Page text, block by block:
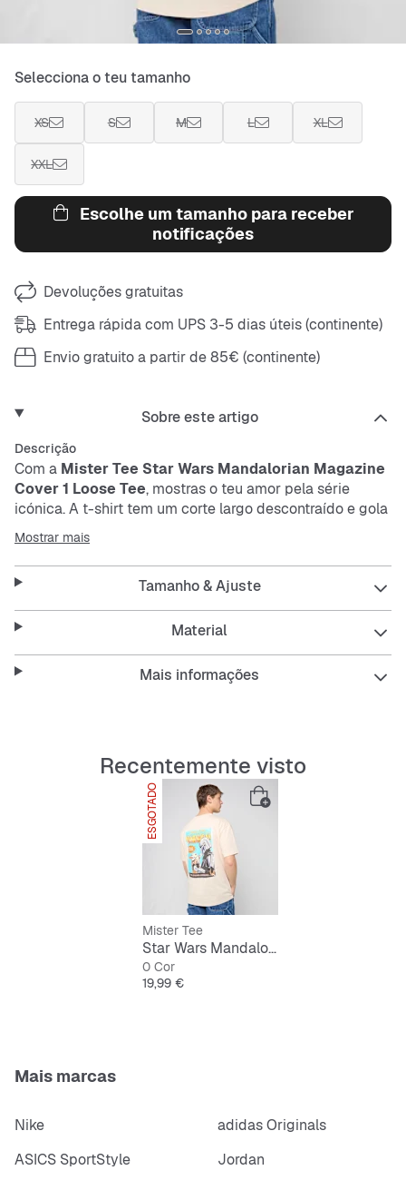
Selecciona o teu tamanho
XS S M L XL
XXL
Escolhe um tamanho para receber
notificações
Devoluções gratuitas
Entrega rápida com UPS 3-5 dias úteis (continente)
Envio gratuito a partir de 85€ (continente)
Sobre este artigo
Descrição
Com a Mister Tee Star Wars Mandalorian Magazine
Cover 1 Loose Tee, mostras o teu amor pela série
icónica. A t-shirt tem um corte largo descontraído e gola
redonda. Nas costas, traz uma estampa de banda
desenhada fixe do Mandalorian e do Baby Yoda. Perfeita
para fãs que querem estar confortáveis e com estilo.
Características:
Design de manga curta
Material respirável e fácil de cuidar
Durável para o dia a dia
Mostrar mais
Tamanho & Ajuste
Material
Mais informações
Recentemente visto
ESGOTADO
Mister Tee
Star Wars Mandalorian Magazine Cover 1 Loose Tee
0 Cor
Preço
19,99 €
Mais marcas
Nike
adidas Originals
ASICS SportStyle
Jordan